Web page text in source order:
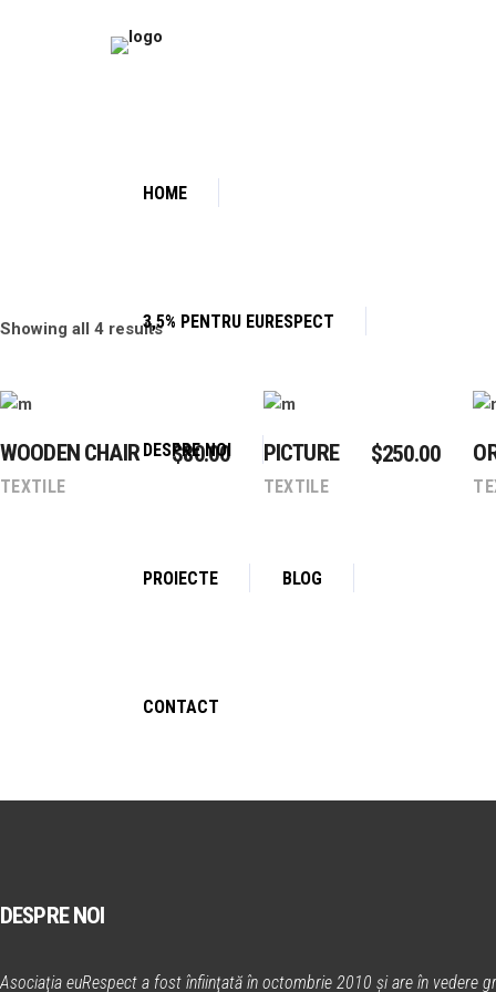
HOME
3,5% PENTRU EURESPECT
DESPRE NOI
PROIECTE BLOG
CONTACT
Showing all 4 results
WOODEN CHAIR $80.00
TEXTILE
PICTURE $250.00
TEXTILE
DESPRE NOI
Asociaţia euRespect a fost înfiinţată în octombrie 2010 și are în vedere